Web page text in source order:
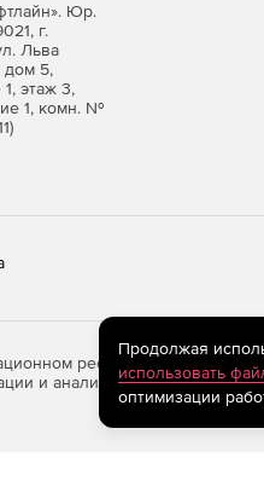
Юр.
г.
Льва
дом 5,
этаж 3,
1, комн. №
ресурсе
и анализа сведений,
Продолжая
использовать
оптимизации